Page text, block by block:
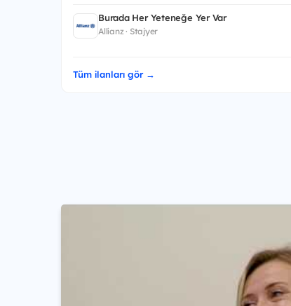
Burada Her Yeteneğe Yer Var
Allianz · Stajyer
Tüm ilanları gör →